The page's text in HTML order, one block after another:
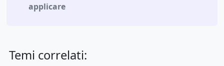
applicare
Temi correlati: